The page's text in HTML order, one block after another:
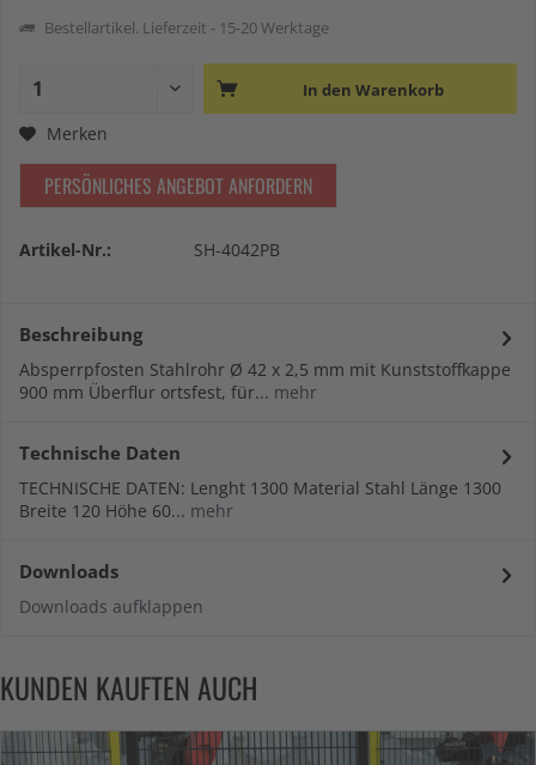
Bestellartikel. Lieferzeit - 15-20 Werktage
In den Warenkorb
Merken
PERSÖNLICHES ANGEBOT ANFORDERN
Artikel-Nr.: SH-4042PB
Beschreibung
Absperrpfosten Stahlrohr Ø 42 x 2,5 mm mit Kunststoffkappe
900 mm Überflur ortsfest, für... mehr
Technische Daten
TECHNISCHE DATEN: Lenght 1300 Material Stahl Länge 1300
Breite 120 Höhe 60... mehr
Downloads
Downloads aufklappen
KUNDEN KAUFTEN AUCH